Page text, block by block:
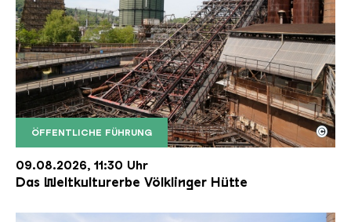
ÖFFENTLICHE FÜHRUNG
Der Erzschrägaufzug der Völklinger Hütte mit
Copyright: Weltkulturerbe Völklinger Hütte | Karl
©
09.08.2026, 11:30 Uhr
Das Weltkulturerbe Völklinger Hütte